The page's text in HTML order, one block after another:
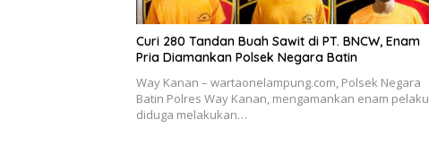
Curi 280 Tandan Buah Sawit di PT. BNCW, Enam
Pria Diamankan Polsek Negara Batin
Way Kanan – wartaonelampung.com, Polsek Negara
Batin Polres Way Kanan, mengamankan enam pelaku
diduga melakukan…